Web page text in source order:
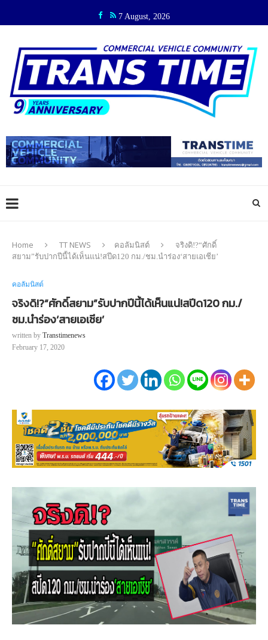
7 August, 2026
Home TT NEWS คอลัมนิสต์
จริงดิ!?“ศักดิ์
สยาม”รับปากปีนี้ได้เห็นแน่!สปีด120 กม./ชม.นำร่อง‘สายเอเชีย’
คอลัมนิสต์
จริงดิ!?“ศักดิ์สยาม”รับปากปีนี้ได้เห็นแน่!สปีด120 กม./
ชม.นำร่อง‘สายเอเชีย’
written by Transtimenews
February 17, 2020